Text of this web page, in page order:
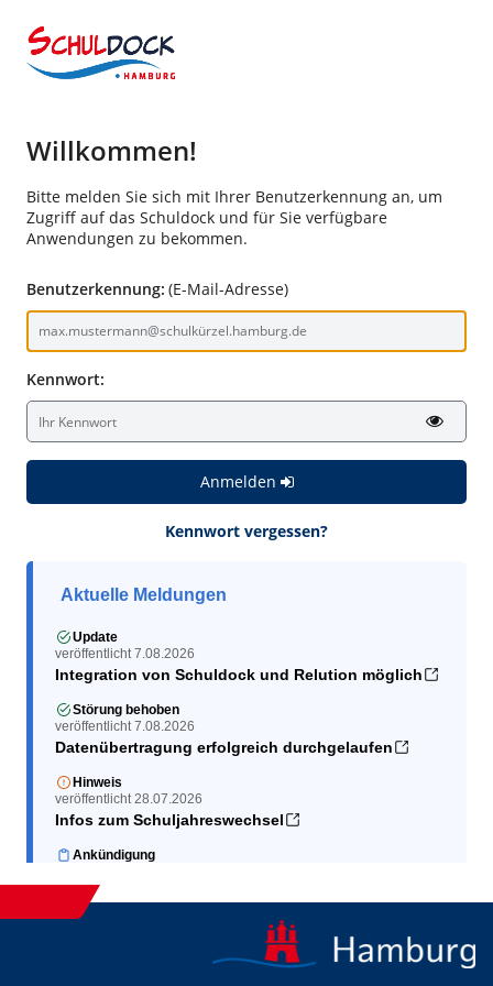
Willkommen!
Bitte melden Sie sich mit Ihrer Benutzerkennung an, um
Zugriff auf das Schuldock und für Sie verfügbare
Anwendungen zu bekommen.
Benutzerkennung: (E-Mail-Adresse)
Kennwort:
Anmelden
Kennwort vergessen?